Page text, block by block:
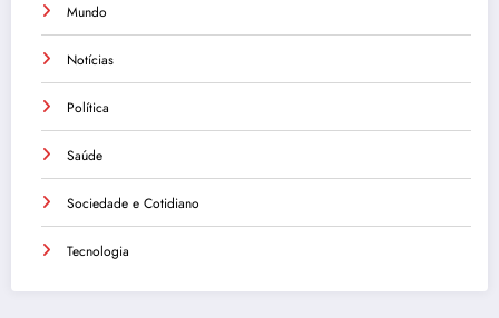
Mundo
Notícias
Política
Saúde
Sociedade e Cotidiano
Tecnologia